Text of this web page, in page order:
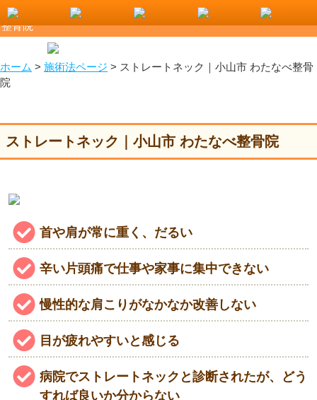
首や肩の不調、もしかしてストレートネック？｜小山市 わたなべ
整骨院
ホーム > 施術法ページ > ストレートネック｜小山市 わたなべ整骨
院
ストレートネック｜小山市 わたなべ整骨院
首や肩が常に重く、だるい
辛い片頭痛で仕事や家事に集中できない
慢性的な肩こりがなかなか改善しない
目が疲れやすいと感じる
病院でストレートネックと診断されたが、どう
すれば良いか分からない